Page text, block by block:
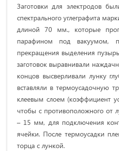
Заготовки для электродов
спектрального углеграфита
длиной 70 мм., которые
парафином под вакуумом,
прекращения выделения
заготовок выравнивали
концов высверливали лунку
вставляли в термоусадочную
клеевым слоем (коэффициент
чтобы с противоположного от
– 15 мм, для подключения
ячейки. После термоусадки
торца с лункой.